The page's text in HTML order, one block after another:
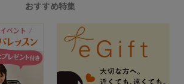
おすすめ特集